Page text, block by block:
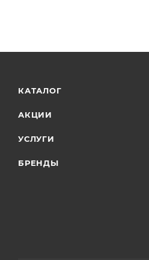
КАТАЛОГ
АКЦИИ
УСЛУГИ
БРЕНДЫ